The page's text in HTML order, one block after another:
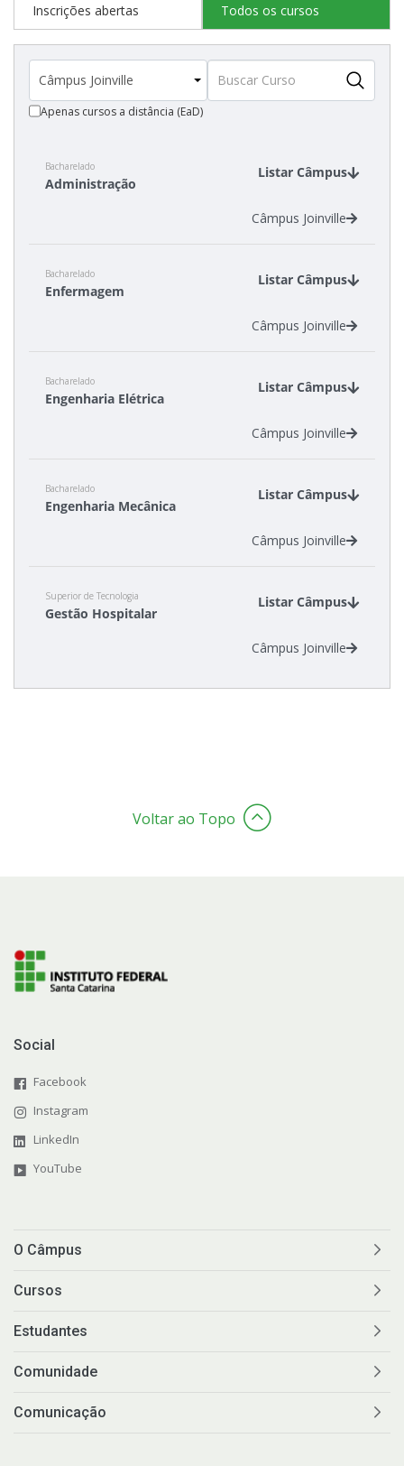
Inscrições abertas Todos os cursos
Apenas cursos a distância (EaD)
Bacharelado
Administração
Listar Câmpus
Câmpus Joinville
Bacharelado
Enfermagem
Listar Câmpus
Câmpus Joinville
Bacharelado
Engenharia Elétrica
Listar Câmpus
Câmpus Joinville
Bacharelado
Engenharia Mecânica
Listar Câmpus
Câmpus Joinville
Superior de Tecnologia
Gestão Hospitalar
Listar Câmpus
Câmpus Joinville
Voltar ao Topo
Social
Facebook
Instagram
LinkedIn
YouTube
O Câmpus
Cursos
Estudantes
Comunidade
Comunicação